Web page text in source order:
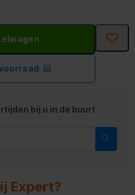
bij u in de buurt
Expert?